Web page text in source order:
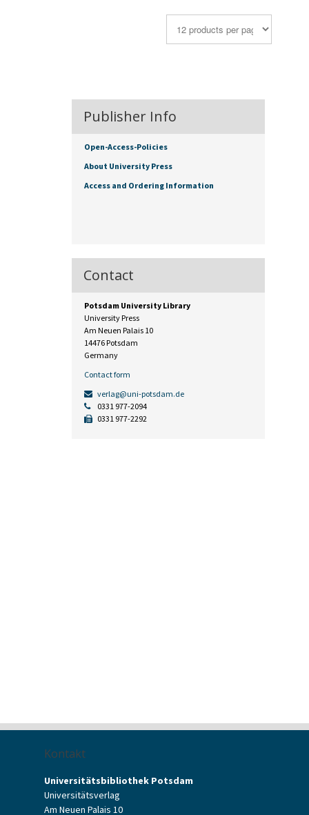
Publisher Info
Open-Access-Policies
About University Press
Access and Ordering Information
Contact
Potsdam University Library
University Press
Am Neuen Palais 10
14476 Potsdam
Germany
Contact form
verlag@uni-potsdam.de
0331 977-2094
0331 977-2292
Kontakt
Universitätsbibliothek Potsdam
Universitätsverlag
Am Neuen Palais 10